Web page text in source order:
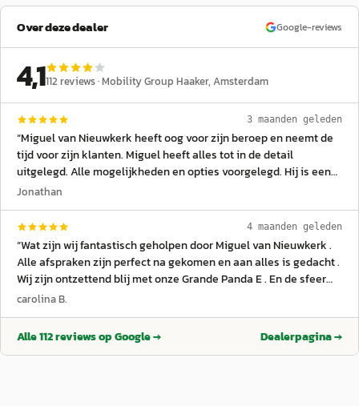
Over deze dealer Google-reviews
4,1112 reviews ·Mobility Group Haaker, Amsterdam
3 maanden geleden
“Miguel van Nieuwkerk heeft oog voor zijn beroep en neemt de
tijd voor zijn klanten. Miguel heeft alles tot in de detail
uitgelegd. Alle mogelijkheden en opties voorgelegd. Hij is een
Pro in zijn vak! Het was geweldig om het proces mee te maken
zeker een aanrader ! Dankjewel Miguel van Nieuwkerk”
Jonathan
4 maanden geleden
“Wat zijn wij fantastisch geholpen door Miguel van Nieuwkerk .
Alle afspraken zijn perfect na gekomen en aan alles is gedacht .
Wij zijn ontzettend blij met onze Grande Panda E . En de sfeer
onder het personeel voelde ook heel goed aan . Familie
carolina B.
Alle112reviews op Google → Dealerpagina →